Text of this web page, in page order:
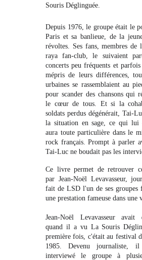
Souris Déglinguée.
Depuis 1976, le groupe était le
Paris et sa banlieue, de la
révoltes. Ses fans, membres de
raya fan-club, le suivaient
concerts peu fréquents et
mépris de leurs différences,
urbaines se rassemblaient au
pour scander des chansons qui
le cœur de tous. Et si la
soldats perdus dégénérait, Tai-
la situation en sage, ce qui lui
aura toute particulière dans le
rock français. Prompt à parler
Tai-Luc ne boudait pas les
Ce livre permet de retrouver
par Jean-Noël Levavasseur,
fait de LSD l'un de ses groupes
une prestation fameuse dans
Jean-Noël Levavasseur avait
quand il a vu La Souris
première fois, c'était au festival
1985. Devenu journaliste,
interviewé le groupe à